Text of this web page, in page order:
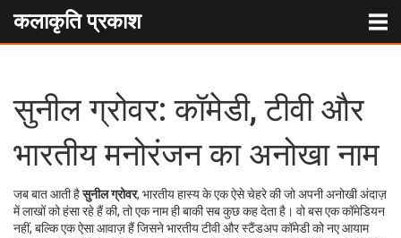
कलाकृति प्रकाश
सुनील ग्रोवर: कॉमेडी, टीवी और
भारतीय मनोरंजन का अनोखा नाम
जब बात आती हैसुनील ग्रोवर, भारतीय हास्य के एक ऐसे चेहरे की जो अपनी अनोखी अंदाज़
में लाखों को हंसा रहे हैंकी, तो एक नाम ही बाकी सब कुछ कह देता है। वो बस एक कॉमेडियन
नहीं, बल्कि एक ऐसा आवाज़ हैं जिसने भारतीय टीवी और स्टैंडअप कॉमेडी को नए आयाम